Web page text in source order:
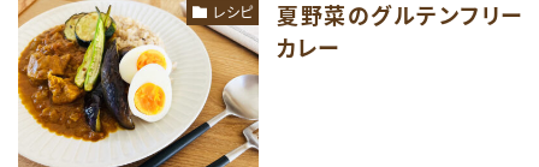
レシピ
夏野菜のグルテンフリー
カレー